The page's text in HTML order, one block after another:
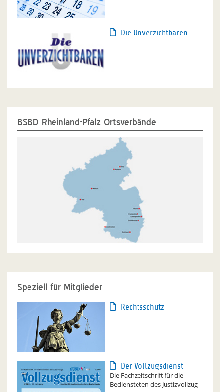
Die Unverzichtbaren
BSBD Rheinland-Pfalz Ortsverbände
Speziell für Mitglieder
Rechtsschutz
Der Vollzugsdienst
Die Fachzeitschrift für die
Bediensteten des Justizvollzug